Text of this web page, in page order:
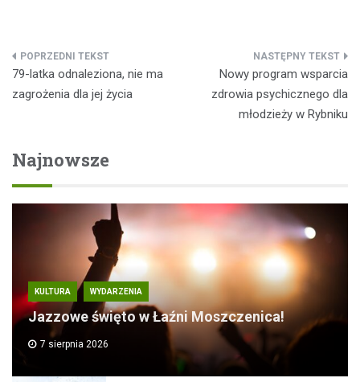
Nawigacja
wpisu
79-latka odnaleziona, nie ma
zagrożenia dla jej życia
Nowy program wsparcia
zdrowia psychicznego dla
młodzieży w Rybniku
Najnowsze
KULTURA WYDARZENIA
Jazzowe święto w Łaźni Moszczenica!
7 sierpnia 2026